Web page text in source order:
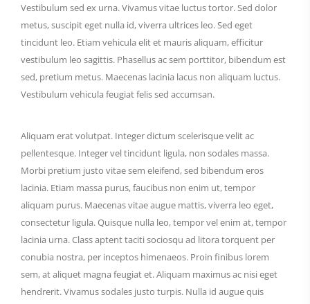
Vestibulum sed ex urna. Vivamus vitae luctus tortor. Sed dolor
metus, suscipit eget nulla id, viverra ultrices leo. Sed eget
tincidunt leo. Etiam vehicula elit et mauris aliquam, efficitur
vestibulum leo sagittis. Phasellus ac sem porttitor, bibendum est
sed, pretium metus. Maecenas lacinia lacus non aliquam luctus.
Vestibulum vehicula feugiat felis sed accumsan.
Aliquam erat volutpat. Integer dictum scelerisque velit ac
pellentesque. Integer vel tincidunt ligula, non sodales massa.
Morbi pretium justo vitae sem eleifend, sed bibendum eros
lacinia. Etiam massa purus, faucibus non enim ut, tempor
aliquam purus. Maecenas vitae augue mattis, viverra leo eget,
consectetur ligula. Quisque nulla leo, tempor vel enim at, tempor
lacinia urna. Class aptent taciti sociosqu ad litora torquent per
conubia nostra, per inceptos himenaeos. Proin finibus lorem
sem, at aliquet magna feugiat et. Aliquam maximus ac nisi eget
hendrerit. Vivamus sodales justo turpis. Nulla id augue quis